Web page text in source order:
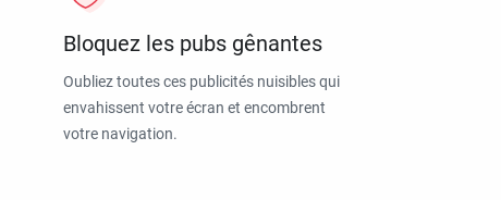
Bloquez les pubs gênantes
Oubliez toutes ces publicités nuisibles qui
envahissent votre écran et encombrent
votre navigation.